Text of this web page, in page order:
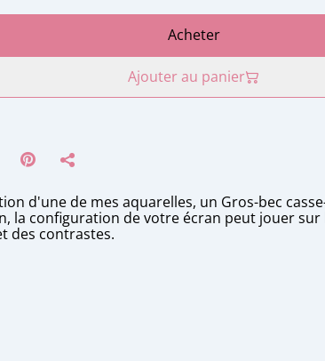
Acheter
Ajouter au panier
d'une de mes aquarelles, un Gros-bec
la configuration de votre écran peut jouer sur
des contrastes.